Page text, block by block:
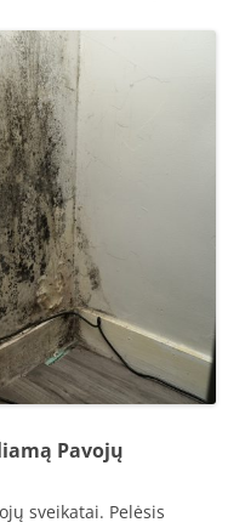
Pavojų
sveikatai. Pelėsis